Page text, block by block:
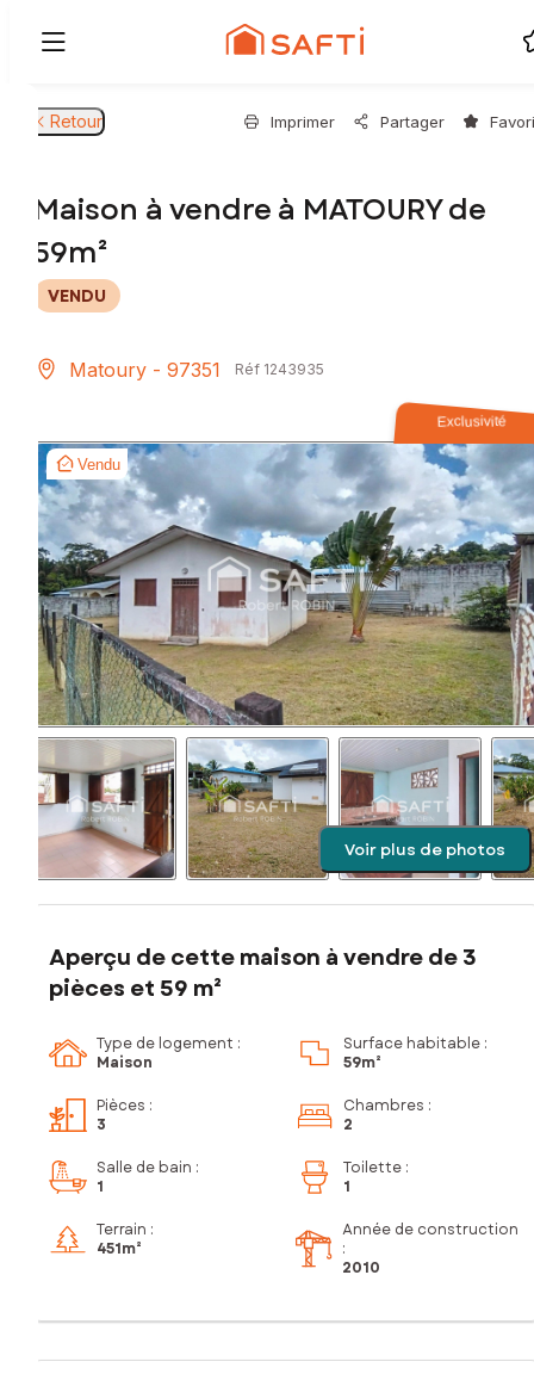
Retour Imprimer Partager
Maison à vendre à MATOURY de
59m²
VENDU
Matoury - 97351 Réf 1243935
Exclusivité
Vendu
Voir plus de photos
Aperçu de cette maison à vendre de 3
pièces et 59 m²
Type de logement :
Maison
Surface habitable :
59m²
Pièces :
3
Chambres :
2
Salle de bain :
1
Toilette :
1
Terrain :
451m²
Année de construction
:
2010